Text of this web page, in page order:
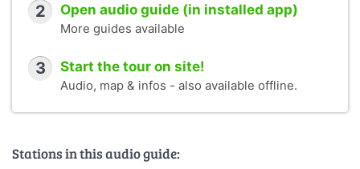
2 Open audio guide (in installed app)
More guides available
3 Start the tour on site!
Audio, map & infos - also available offline.
Stations in this audio guide: